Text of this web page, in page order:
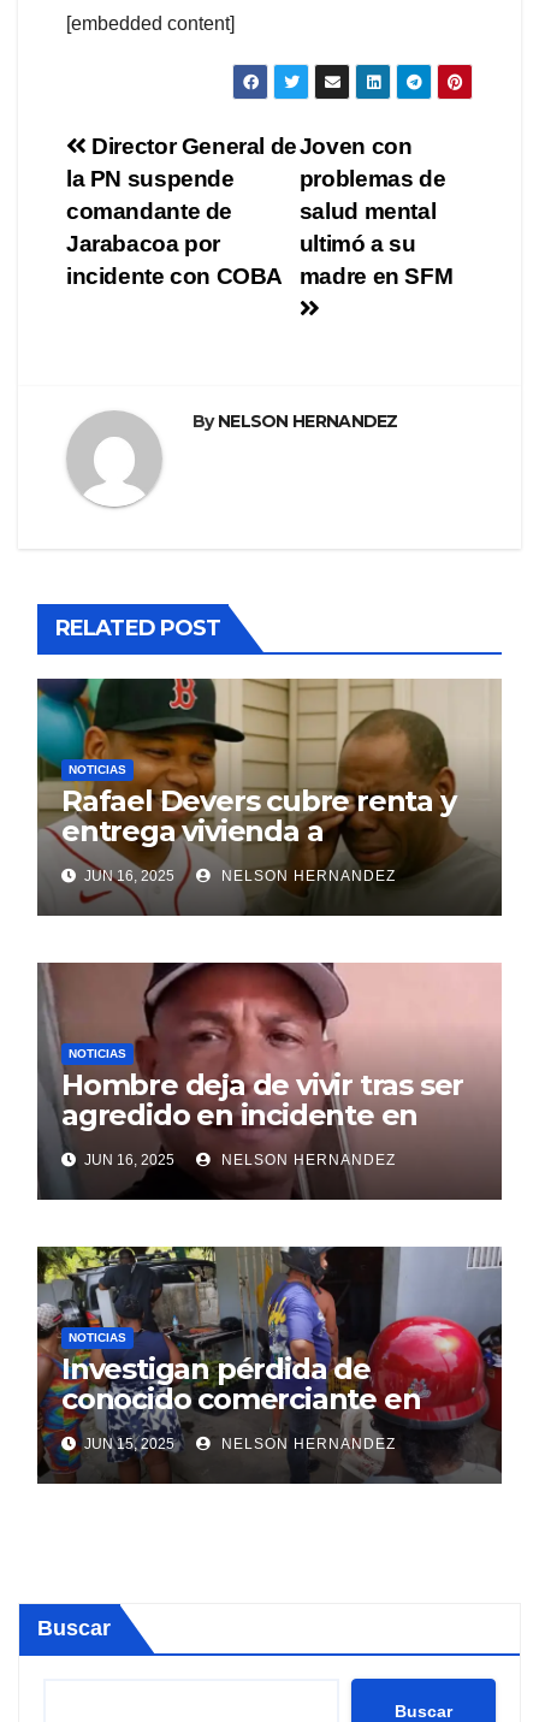
[embedded content]
Navegación
de
entradas
Joven con
problemas de
salud mental
ultimó a su
madre en SFM
Director General de
la PN suspende
comandante de
Jarabacoa por
incidente con COBA
ByNELSON HERNANDEZ
RELATED POST
NOTICIAS
Rafael Devers cubre renta y
entrega vivienda a
exentrenador en RD
JUN 16, 2025 NELSON HERNANDEZ
NOTICIAS
Hombre deja de vivir tras ser
agredido en incidente en
SDEJUN 16, 2025 NELSON HERNANDEZ
NOTICIAS
Investigan pérdida de
conocido comerciante en
Sosúa
JUN 15, 2025 NELSON HERNANDEZ
Buscar
Buscar